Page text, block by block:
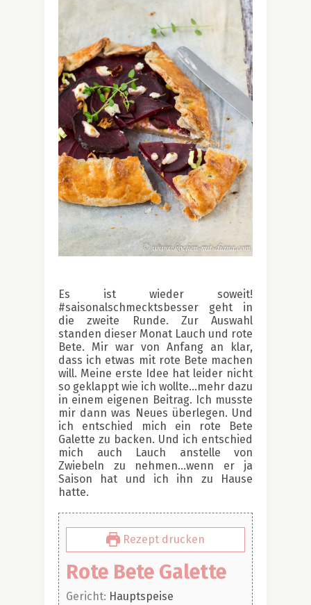
Es ist wieder soweit!
#saisonalschmecktsbesser geht in
die zweite Runde. Zur Auswahl
standen dieser Monat Lauch und rote
Bete. Mir war von Anfang an klar,
dass ich etwas mit rote Bete machen
will. Meine erste Idee hat leider nicht
so geklappt wie ich wollte…mehr dazu
in einem eigenen Beitrag. Ich musste
mir dann was Neues überlegen. Und
ich entschied mich ein rote Bete
Galette zu backen. Und ich entschied
mich auch Lauch anstelle von
Zwiebeln zu nehmen…wenn er ja
Saison hat und ich ihn zu Hause
hatte.
Rezept drucken
Rote Bete Galette
Gericht: Hauptspeise